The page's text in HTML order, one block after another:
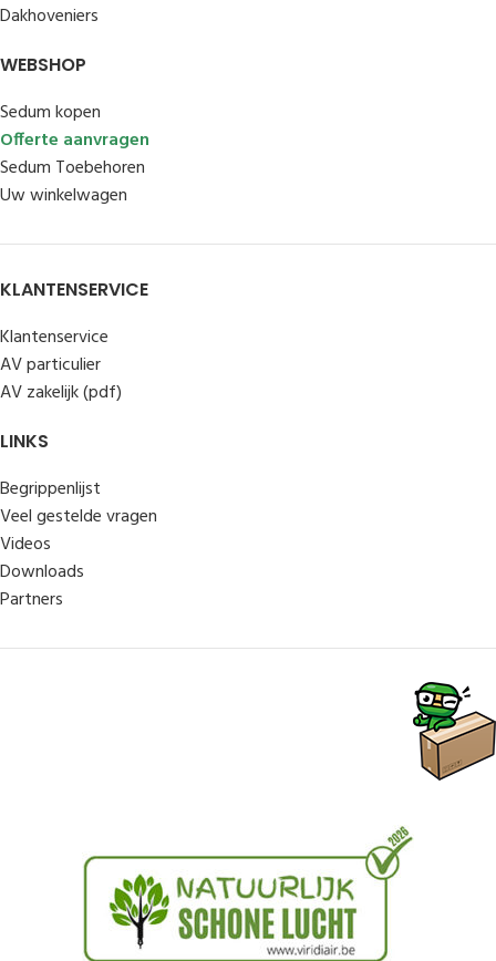
Dakhoveniers
WEBSHOP
Sedum kopen
Offerte aanvragen
Sedum Toebehoren
Uw winkelwagen
KLANTENSERVICE
Klantenservice
AV particulier
AV zakelijk (pdf)
LINKS
Begrippenlijst
Veel gestelde vragen
Videos
Downloads
Partners